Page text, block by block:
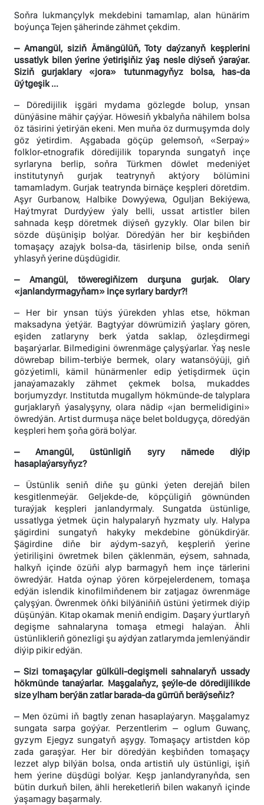
Soňra lukmançylyk mekdebini tamamlap, alan hünärim
boýunça Tejen şäherinde zähmet çekdim.
– Amangül, siziň Ämängülüň, Toty daýzanyň keşplerini
ussatlyk bilen ýerine ýetirişiňiz ýaş nesle diýseň ýaraýar.
Siziň gurjaklary «jora» tutunmagyňyz bolsa, has-da
üýtgeşik ...
– Döredijilik işgäri mydama gözlegde bolup, ynsan
dünýäsine mähir çaýýar. Höwesiň ykbalyňa nähilem bolsa
öz täsirini ýetirýän ekeni. Men muňa öz durmuşymda doly
göz ýetirdim. Aşgabada göçüp gelemsoň, «Serpaý»
folklor-etnografik döredijilik toparynda sungatyň inçe
syrlaryna berlip, soňra Türkmen döwlet medeniýet
institutynyň gurjak teatrynyň aktýory bölümini
tamamladym. Gurjak teatrynda birnäçe keşpleri döretdim.
Aşyr Gurbanow, Halbike Dowyýewa, Oguljan Bekiýewa,
Haýtmyrat Durdyýew ýaly belli, ussat artistler bilen
sahnada keşp döretmek diýseň gyzykly. Olar bilen bir
sözde düşünişip bolýar. Döredýän her bir keşbiňden
tomaşaçy azajyk bolsa-da, täsirlenip bilse, onda seniň
yhlasyň ýerine düşdügidir.
– Amangül, töweregiňizem durşuna gurjak. Olary
«janlandyrmagyňam» inçe syrlary bardyr?!
– Her bir ynsan tüýs ýürekden yhlas etse, hökman
maksadyna ýetýär. Bagtyýar döwrümiziň ýaşlary gören,
eşiden zatlaryny berk ýatda saklap, özleşdirmegi
başarýarlar. Bilmedigini öwrenmäge çalyşýarlar. Ýaş nesle
döwrebap bilim-terbiýe bermek, olary watansöýüji, giň
gözýetimli, kämil hünärmenler edip ýetişdirmek üçin
janaýamazakly zähmet çekmek bolsa, mukaddes
borjumyzdyr. Institutda mugallym hökmünde-de talyplara
gurjaklaryň ýasalyşyny, olara nädip «jan bermelidigini»
öwredýän. Artist durmuşa näçe belet boldugyça, döredýän
keşpleri hem şoňa görä bolýar.
– Amangül, üstünligiň syry nämede diýip
hasaplaýarsyňyz?
– Üstünlik seniň diňe şu günki ýeten derejäň bilen
kesgitlenmeýär. Geljekde-de, köpçüligiň göwnünden
turaýjak keşpleri janlandyrmaly. Sungatda üstünlige,
ussatlyga ýetmek üçin halypalaryň hyzmaty uly. Halypa
şägirdini sungatyň hakyky mekdebine gönükdirýär.
Şägirdine diňe bir aýdym-sazyň, keşpleriň ýerine
ýetirilişini öwretmek bilen çäklenmän, eýsem, sahnada,
halkyň içinde özüňi alyp barmagyň hem inçe tärlerini
öwredýär. Hatda oýnap ýören körpejelerdenem, tomaşa
edýän islendik kinofilmiňdenem bir zatjagaz öwrenmäge
çalyşýan. Öwrenmek öňki bilýäniňiň üstüni ýetirmek diýip
düşünýän. Kitap okamak meniň endigim. Daşary ýurtlaryň
degişme sahnalaryna tomaşa etmegi halaýan. Ähli
üstünlikleriň gönezligi şu aýdýan zatlarymda jemlenýändir
diýip pikir edýän.
– Sizi tomaşaçylar gülküli-degişmeli sahnalaryň ussady
hökmünde tanaýarlar. Maşgalaňyz, şeýle-de döredijilikde
size ylham berýän zatlar barada-da gürrüň beräýseňiz?
– Men özümi iň bagtly zenan hasaplaýaryn. Maşgalamyz
sungata sarpa goýýar. Perzentlerim – oglum Guwanç,
gyzym Ejegyz sungatyň aşygy. Tomaşaçy artistden köp
zada garaşýar. Her bir döredýän keşbiňden tomaşaçy
lezzet alyp bilýän bolsa, onda artistiň uly üstünligi, işiň
hem ýerine düşdügi bolýar. Keşp janlandyranyňda, sen
bütin durkuň bilen, ähli hereketleriň bilen wakanyň içinde
ýaşamagy başarmaly.